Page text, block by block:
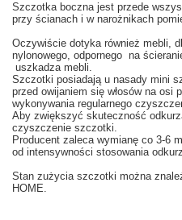
Szczotka boczna jest przede
przy ścianach i w narożnikach
Oczywiście dotyka również mebli,
nylonowego, odpornego na
uszkadza mebli.
Szczotki posiadają u nasady mini
przed owijaniem się włosów na osi
wykonywania regularnego
Aby zwiększyć skuteczność
czyszczenie szczotki.
Producent zaleca wymianę co 3-6
od intensywności stosowania
Stan zużycia szczotki można
HOME.